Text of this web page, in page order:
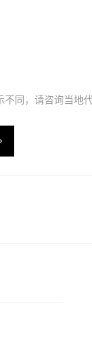
同，请咨询当地